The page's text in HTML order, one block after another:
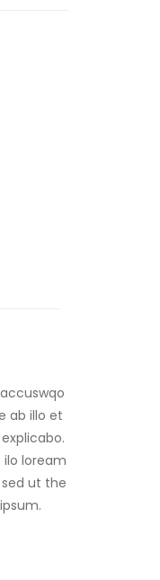
ab illo et
loream
ut the